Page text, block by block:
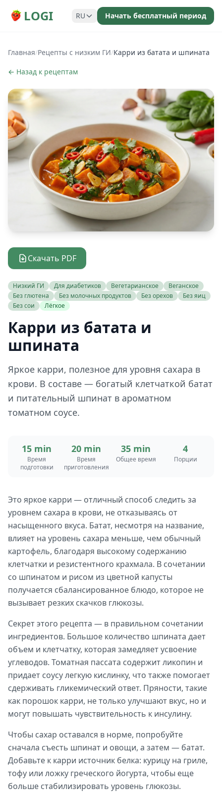
LOGI RU Начать бесплатный период
Главная/Рецепты с низким ГИ/Карри из батата и шпината
← Назад к рецептам
Скачать PDF
Низкий ГИ Для диабетиков Вегетарианское
Веганское
Без глютена
Без молочных продуктов Без орехов
Без яиц
Без сои
Лёгкое
Карри из батата и
шпината
Яркое карри, полезное для уровня сахара в
крови. В составе — богатый клетчаткой батат
и питательный шпинат в ароматном
томатном соусе.
15 min
Время
подготовки
20 min
Время
приготовления
35 min
Общее время
4
Порции
Это яркое карри — отличный способ следить за
уровнем сахара в крови, не отказываясь от
насыщенного вкуса. Батат, несмотря на название,
влияет на уровень сахара меньше, чем обычный
картофель, благодаря высокому содержанию
клетчатки и резистентного крахмала. В сочетании
со шпинатом и рисом из цветной капусты
получается сбалансированное блюдо, которое не
вызывает резких скачков глюкозы.
Секрет этого рецепта — в правильном сочетании
ингредиентов. Большое количество шпината дает
объем и клетчатку, которая замедляет усвоение
углеводов. Томатная пассата содержит ликопин и
придает соусу легкую кислинку, что также помогает
сдерживать гликемический ответ. Пряности, такие
как порошок карри, не только улучшают вкус, но и
могут повышать чувствительность к инсулину.
Чтобы сахар оставался в норме, попробуйте
сначала съесть шпинат и овощи, а затем — батат.
Добавьте к карри источник белка: курицу на гриле,
тофу или ложку греческого йогурта, чтобы еще
больше стабилизировать уровень глюкозы.